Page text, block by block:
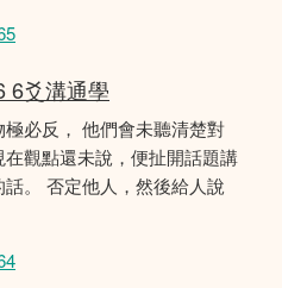
6爻溝通學
必反， 他們會未聽清楚對
觀點還未說，便扯開話題講
。 否定他人，然後給人說